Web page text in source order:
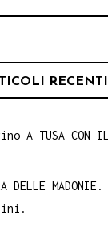
RECENTI
A TUSA CON IL
DELLE